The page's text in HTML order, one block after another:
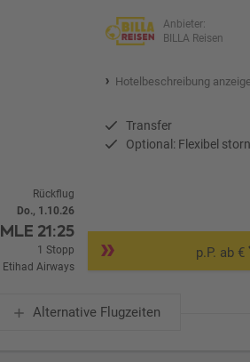
Anbieter:
BILLA Reisen
Hotelbeschreibung
Transfer
Optional: Flexibel
Rückflug
Do., 1.10.26
MLE 21:25
1 Stopp
Etihad Airways
p.P. ab €
Alternative Flugzeiten